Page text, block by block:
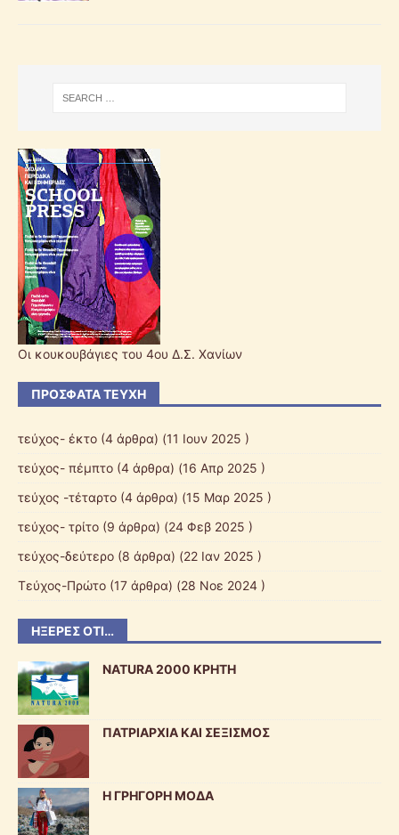
Οι κουκουβάγιες του 4ου Δ.Σ. Χανίων
ΠΡΌΣΦΑΤΑ ΤΕΎΧΗ
τεύχος- έκτο (4 άρθρα) (11 Ιουν 2025 )
τεύχος- πέμπτο (4 άρθρα) (16 Απρ 2025 )
τεύχος -τέταρτο (4 άρθρα) (15 Μαρ 2025 )
τεύχος- τρίτο (9 άρθρα) (24 Φεβ 2025 )
τεύχος-δεύτερο (8 άρθρα) (22 Ιαν 2025 )
Τεύχος-Πρώτο (17 άρθρα) (28 Νοε 2024 )
ΗΞΕΡΕΣ ΌΤΙ…
NATURA 2000 ΚΡΗΤΗ
ΠΑΤΡΙΑΡΧΙΑ ΚΑΙ ΣΕΞΙΣΜΟΣ
Η ΓΡΗΓΟΡΗ ΜΟΔΑ